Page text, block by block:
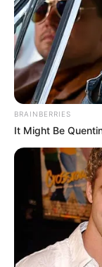
Facebook
Tagi: Bane
Egmont
recenzja
BRAINBERRIES
It Might Be